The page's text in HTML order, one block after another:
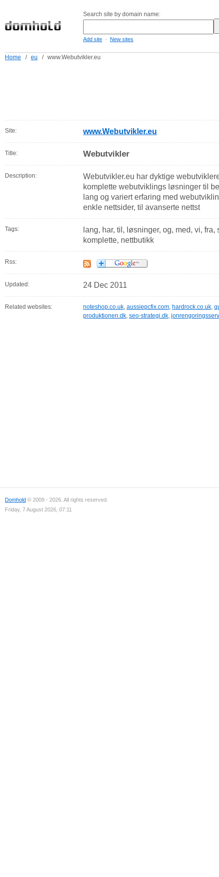
Search site by domain name:
Add site - New sites
Home / eu / www.Webutvikler.eu
Site: www.Webutvikler.eu
Title: Webutvikler
Description:
Webutvikler.eu har dyktige
komplette webutviklings løsninger til
lang og variert erfaring med
enkle nettsider, til avanserte nettst
Tags:
lang, har, til, løsninger, og, med, vi,
komplette, nettbutikk
Rss:
Updated: 24 Dec 2011
Related websites: noteshop.co.uk, aussiepcfix.com, hardrock.co.uk,
produktionen.dk, seo-strategi.dk,
Domhold © 2009 - 2026. All rights reserved.
Friday, 7 August 2026, 07:11